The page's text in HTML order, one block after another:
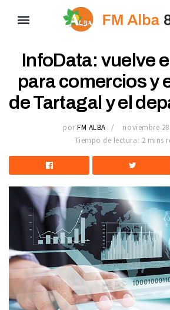
InfoData: vuelve
para comercios y
de Tartagal y el
por FM ALBA
noviembre
Tiempo de lectura: 2 mins